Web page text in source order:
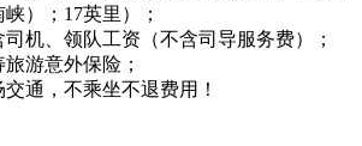
）；17英里）；
机、领队工资（不含司导服务费）；
游意外保险；
通，不乘坐不退费用！